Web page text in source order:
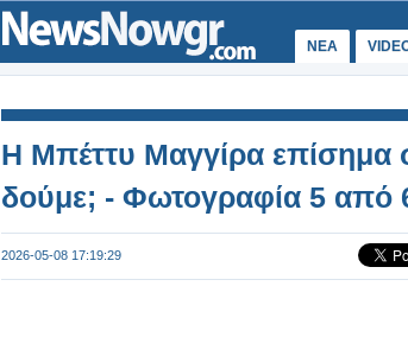
ΝΕΑ
Η Μπέττυ Μαγγίρα επίσημα
δούμε; - Φωτογραφία 5 από
2026-05-08 17:19:29